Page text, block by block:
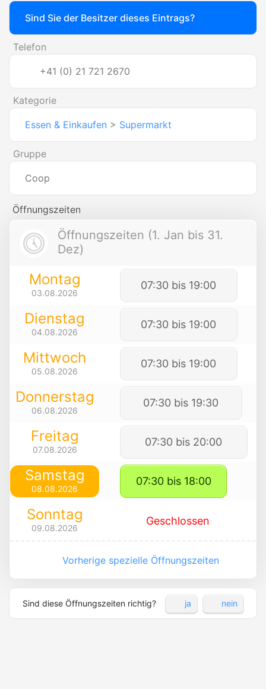
Sind Sie der Besitzer dieses Eintrags?
Telefon
+41 (0) 21 721 2670
Kategorie
Essen & Einkaufen > Supermarkt
Gruppe
Coop
Öffnungszeiten
Öffnungszeiten (1. Jan bis 31.
Dez)
Montag
03.08.2026
07:30 bis 19:00
Dienstag
04.08.2026
07:30 bis 19:00
Mittwoch
05.08.2026
07:30 bis 19:00
Donnerstag
06.08.2026
07:30 bis 19:30
Freitag
07.08.2026
07:30 bis 20:00
Samstag
08.08.2026
07:30 bis 18:00
Sonntag
09.08.2026
Geschlossen
Vorherige spezielle Öffnungszeiten
Sind diese Öffnungszeiten richtig? ja nein